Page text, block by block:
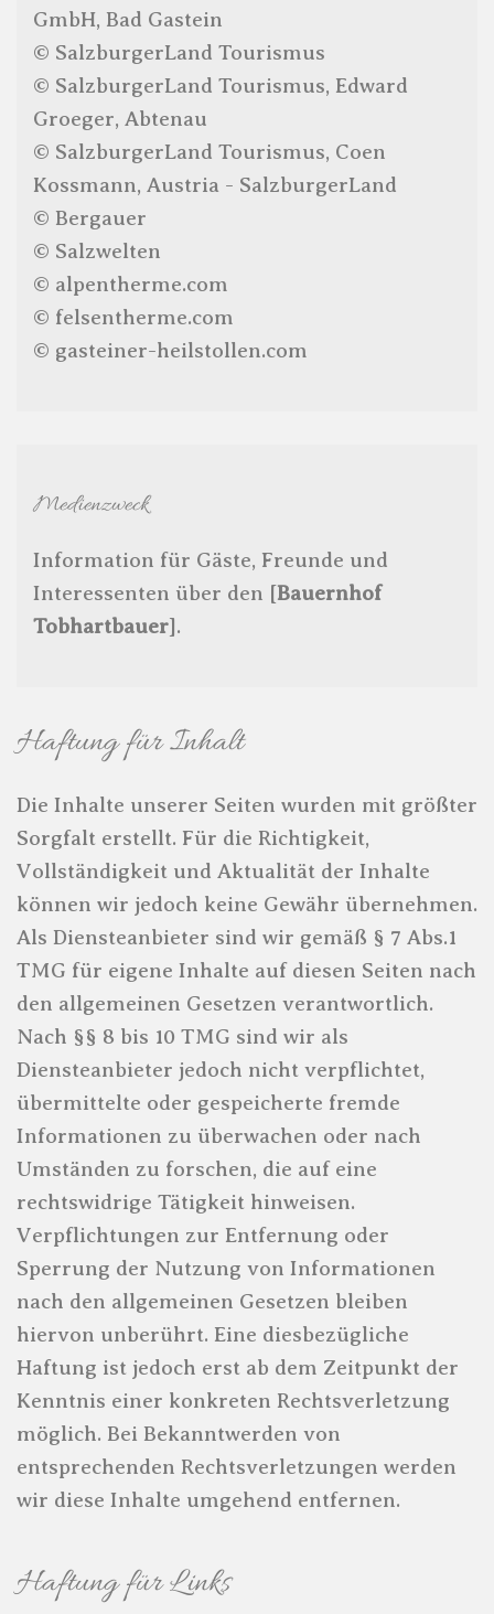
GmbH, Bad Gastein
© SalzburgerLand Tourismus
© SalzburgerLand Tourismus, Edward
Groeger, Abtenau
© SalzburgerLand Tourismus, Coen
Kossmann, Austria - SalzburgerLand
© Bergauer
© Salzwelten
© alpentherme.com
© felsentherme.com
© gasteiner-heilstollen.com
Medienzweck
Information für Gäste, Freunde und
Interessenten über den [Bauernhof
Tobhartbauer].
Haftung für Inhalt
Die Inhalte unserer Seiten wurden mit größter
Sorgfalt erstellt. Für die Richtigkeit,
Vollständigkeit und Aktualität der Inhalte
können wir jedoch keine Gewähr übernehmen.
Als Diensteanbieter sind wir gemäß § 7 Abs.1
TMG für eigene Inhalte auf diesen Seiten nach
den allgemeinen Gesetzen verantwortlich.
Nach §§ 8 bis 10 TMG sind wir als
Diensteanbieter jedoch nicht verpflichtet,
übermittelte oder gespeicherte fremde
Informationen zu überwachen oder nach
Umständen zu forschen, die auf eine
rechtswidrige Tätigkeit hinweisen.
Verpflichtungen zur Entfernung oder
Sperrung der Nutzung von Informationen
nach den allgemeinen Gesetzen bleiben
hiervon unberührt. Eine diesbezügliche
Haftung ist jedoch erst ab dem Zeitpunkt der
Kenntnis einer konkreten Rechtsverletzung
möglich. Bei Bekanntwerden von
entsprechenden Rechtsverletzungen werden
wir diese Inhalte umgehend entfernen.
Haftung für Links